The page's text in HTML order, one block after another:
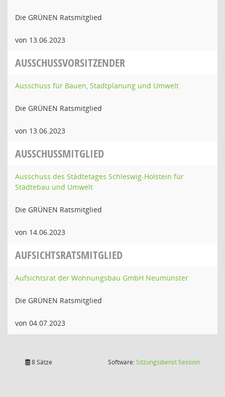
Die GRÜNEN Ratsmitglied
von 13.06.2023
AUSSCHUSSVORSITZENDER
Ausschuss für Bauen, Stadtplanung und Umwelt
Die GRÜNEN Ratsmitglied
von 13.06.2023
AUSSCHUSSMITGLIED
Ausschuss des Städtetages Schleswig-Holstein für
Städtebau und Umwelt
Die GRÜNEN Ratsmitglied
von 14.06.2023
AUFSICHTSRATSMITGLIED
Aufsichtsrat der Wohnungsbau GmbH Neumünster
Die GRÜNEN Ratsmitglied
von 04.07.2023
8 Sätze Software:SitzungsdienstSession(Wird in